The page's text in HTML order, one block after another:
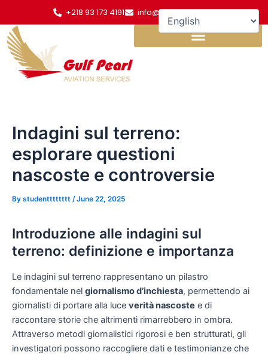
content
+218 93 173 4191 info@gulfpearl.aero
Indagini sul terreno:
esplorare questioni
nascoste e controversie
By studentttttttt /June 22, 2025
Introduzione alle indagini sul
terreno: definizione e importanza
Le indagini sul terreno rappresentano un pilastro
fondamentale nel giornalismo d’inchiesta, permettendo ai
giornalisti di portare alla luce verità nascoste e di
raccontare storie che altrimenti rimarrebbero in ombra.
Attraverso metodi giornalistici rigorosi e ben strutturati, gli
investigatori possono raccogliere dati e testimonianze che